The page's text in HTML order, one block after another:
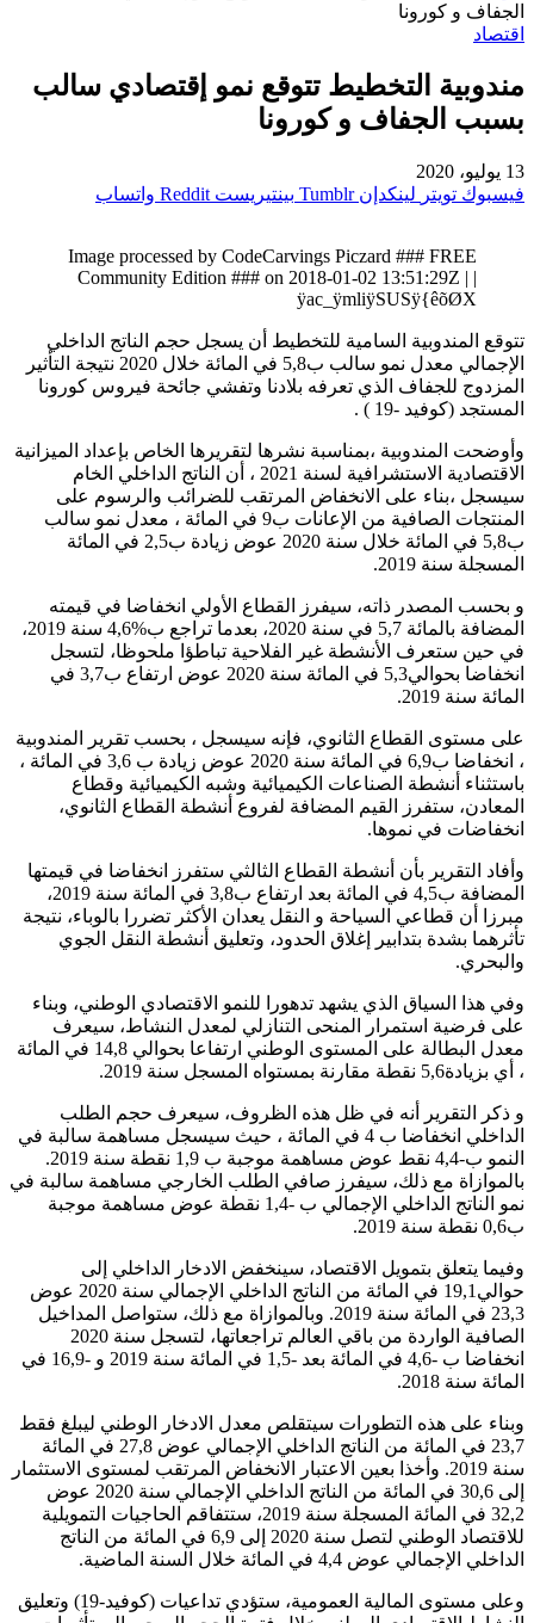
الجفاف و كورونا
اقتصاد
مندوبية التخطيط تتوقع نمو إقتصادي سالب
بسبب الجفاف و كورونا
13 يوليو، 2020
فيسبوك تويتر لينكدإن بينتيريست واتساب
Image processed by CodeCarvings Piczard ### FREE
Community Edition ### on 2018-01-02 13:51:29Z | |
ÿac_ÿmliÿSUSÿ{êõØX
تتوقع المندوبية السامية للتخطيط أن يسجل حجم الناتج الداخلي
الإجمالي معدل نمو سالب ب5,8 في المائة خلال 2020 نتيجة التأثير
المزدوج للجفاف الذي تعرفه بلادنا وتفشي جائحة فيروس كورونا
المستجد (كوفيد -19 ) .
وأوضحت المندوبية ،بمناسبة نشرها لتقريرها الخاص بإعداد الميزانية
الاقتصادية الاستشرافية لسنة 2021 ، أن الناتج الداخلي الخام
سيسجل ،بناء على الانخفاض المرتقب للضرائب والرسوم على
المنتجات الصافية من الإعانات ب9 في المائة ، معدل نمو سالب
ب5,8 في المائة خلال سنة 2020 عوض زيادة ب2,5 في المائة
المسجلة سنة 2019.
و بحسب المصدر ذاته، سيفرز القطاع الأولي انخفاضا في قيمته
المضافة بالمائة 5,7 في سنة 2020، بعدما تراجع ب%4,6 سنة 2019،
في حين ستعرف الأنشطة غير الفلاحية تباطؤا ملحوظا، لتسجل
انخفاضا بحوالي5,3 في المائة سنة 2020 عوض ارتفاع ب3,7 في
المائة سنة 2019.
على مستوى القطاع الثانوي، فإنه سيسجل ، بحسب تقرير المندوبية
، انخفاضا ب6,9 في المائة سنة 2020 عوض زيادة ب 3,6 في المائة ،
باستثناء أنشطة الصناعات الكيميائية وشبه الكيميائية وقطاع
المعادن، ستفرز القيم المضافة لفروع أنشطة القطاع الثانوي،
انخفاضات في نموها.
وأفاد التقرير بأن أنشطة القطاع الثالثي ستفرز انخفاضا في قيمتها
المضافة ب4,5 في المائة بعد ارتفاع ب3,8 في المائة سنة 2019،
مبرزا أن قطاعي السياحة و النقل يعدان الأكثر تضررا بالوباء، نتيجة
تأثرهما بشدة بتدابير إغلاق الحدود، وتعليق أنشطة النقل الجوي
والبحري.
وفي هذا السياق الذي يشهد تدهورا للنمو الاقتصادي الوطني، وبناء
على فرضية استمرار المنحى التنازلي لمعدل النشاط، سيعرف
معدل البطالة على المستوى الوطني ارتفاعا بحوالي 14,8 في المائة
، أي بزيادة5,6 نقطة مقارنة بمستواه المسجل سنة 2019.
و ذكر التقرير أنه في ظل هذه الظروف، سيعرف حجم الطلب
الداخلي انخفاضا ب 4 في المائة ، حيث سيسجل مساهمة سالبة في
النمو ب-4,4 نقط عوض مساهمة موجبة ب 1,9 نقطة سنة 2019.
بالموازاة مع ذلك، سيفرز صافي الطلب الخارجي مساهمة سالبة في
نمو الناتج الداخلي الإجمالي ب -1,4 نقطة عوض مساهمة موجبة
ب0,6 نقطة سنة 2019.
وفيما يتعلق بتمويل الاقتصاد، سينخفض الادخار الداخلي إلى
حوالي19,1 في المائة من الناتج الداخلي الإجمالي سنة 2020 عوض
23,3 في المائة سنة 2019. وبالموازاة مع ذلك، ستواصل المداخيل
الصافية الواردة من باقي العالم تراجعاتها، لتسجل سنة 2020
انخفاضا ب -4,6 في المائة بعد -1,5 في المائة سنة 2019 و -16,9 في
المائة سنة 2018.
وبناء على هذه التطورات سيتقلص معدل الادخار الوطني ليبلغ فقط
23,7 في المائة من الناتج الداخلي الإجمالي عوض 27,8 في المائة
سنة 2019. وأخذا بعين الاعتبار الانخفاض المرتقب لمستوى الاستثمار
إلى 30,6 في المائة من الناتج الداخلي الإجمالي سنة 2020 عوض
32,2 في المائة المسجلة سنة 2019، ستتفاقم الحاجيات التمويلية
للاقتصاد الوطني لتصل سنة 2020 إلى 6,9 في المائة من الناتج
الداخلي الإجمالي عوض 4,4 في المائة خلال السنة الماضية.
وعلى مستوى المالية العمومية، ستؤدي تداعيات (كوفيد-19) وتعليق